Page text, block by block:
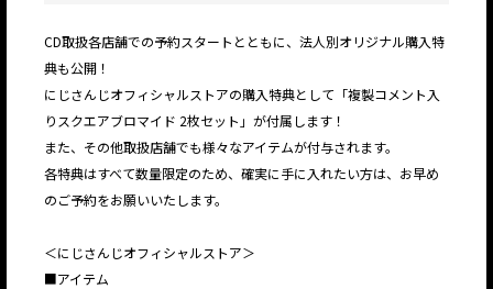
CD取扱各店舗での予約スタートとともに、法人別オリジナル購入特
典も公開！
にじさんじオフィシャルストアの購入特典として「複製コメント入
りスクエアブロマイド 2枚セット」が付属します！
また、その他取扱店舗でも様々なアイテムが付与されます。
各特典はすべて数量限定のため、確実に手に入れたい方は、お早め
のご予約をお願いいたします。
＜にじさんじオフィシャルストア＞
■アイテム